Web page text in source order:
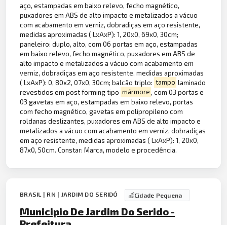
aço, estampadas em baixo relevo, fecho magnético,
puxadores em ABS de alto impacto e metalizados a vácuo
com acabamento em verniz, dobradiças em aço resistente,
medidas aproximadas ( LxAxP): 1, 20x0, 69x0, 30cm;
paneleiro: duplo, alto, com 06 portas em aço, estampadas
em baixo relevo, fecho magnético, puxadores em ABS de
alto impacto e metalizados a vácuo com acabamento em
verniz, dobradiças em aço resistente, medidas aproximadas
( LxAxP): 0, 80x2, 07x0, 30cm; balcão triplo: tampo laminado
revestidos em post forming tipo mármore, com 03 portas e
03 gavetas em aço, estampadas em baixo relevo, portas
com fecho magnético, gavetas em polipropileno com
roldanas deslizantes, puxadores em ABS de alto impacto e
metalizados a vácuo com acabamento em verniz, dobradiças
em aço resistente, medidas aproximadas ( LxAxP): 1, 20x0,
87x0, 50cm. Constar: Marca, modelo e procedência.
BRASIL | RN | JARDIM DO SERIDÓ Cidade Pequena
Municipio De Jardim Do Serido -